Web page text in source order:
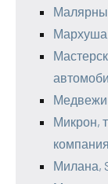
Микрон,
компания
Милана,